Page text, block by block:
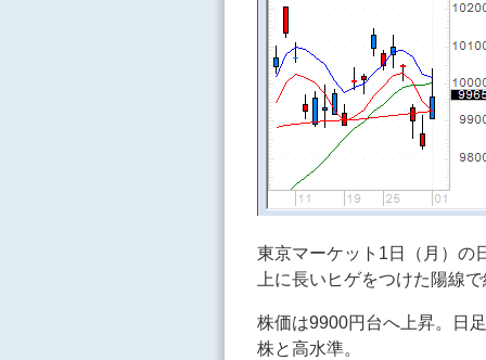
東京マーケット1日（月）の
上に長いヒゲをつけた陽線で
株価は9900円台へ上昇。日
株と高水準。